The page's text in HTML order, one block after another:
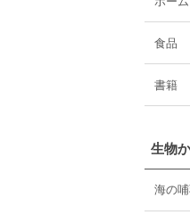
食品
書籍
生物
海の